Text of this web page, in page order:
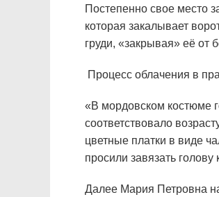
Постепенно свое место
которая закалывает
груди, «закрывая» её от
Процесс облачения в
«В мордовском костюме
соответствовало
цветные платки в виде
просили завязать
Далее Мария Петровна